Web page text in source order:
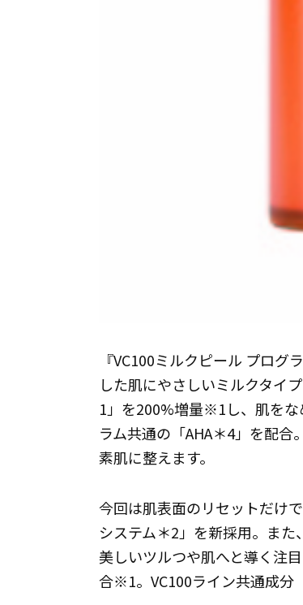
『VC100ミルクピール プロ
した肌にやさしいミルクタイ
1」を200%増量※1し、肌をな
ラム共通の「AHA＊4」を配
素肌に整えます。
今回は肌表面のリセットだけ
システム＊2」を新採用。ま
美しいツルつや肌へと導く注
合※1。VC100ライン共通成分